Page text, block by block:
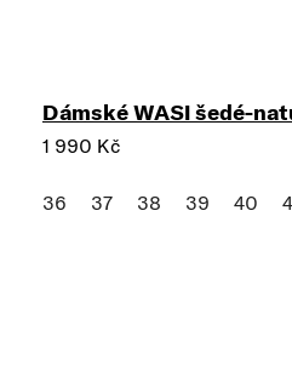
Dámské WASI šedé-
1 990 Kč
36 37 38 39 40